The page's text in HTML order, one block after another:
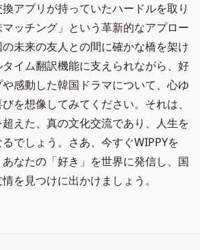
アプリが持っていたハードルを取り
ッチング」という革新的なアプロー
未来の友人との間に確かな橋を架け
イム翻訳機能に支えられながら、好
感動した韓国ドラマについて、心ゆ
を想像してみてください。それは、
えた、真の文化交流であり、人生を
でしょう。さあ、今すぐWIPPYを
なたの「好き」を世界に発信し、国
を見つけに出かけましょう。